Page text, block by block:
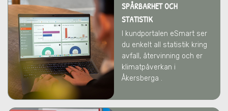
SPÅRBARHET OCH
STATISTIK
I kundportalen eSmart ser
du enkelt all statistik kring
avfall, återvinning och er
klimatpåverkan i
Åkersberga .